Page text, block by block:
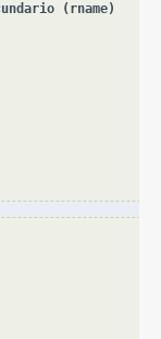
(rname)